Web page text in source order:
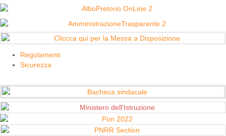
Regolamenti
Sicurezza